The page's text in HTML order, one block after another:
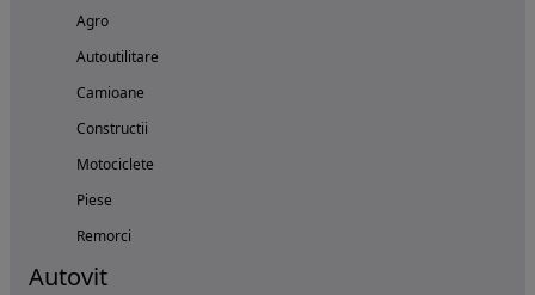
Agro
Autoutilitare
Camioane
Constructii
Motociclete
Piese
Remorci
Autovit